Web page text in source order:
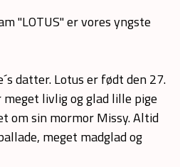
"LOTUS" er vores yngste
datter. Lotus er født den 27.
livlig og glad lille pige
om sin mormor Missy. Altid
meget madglad og